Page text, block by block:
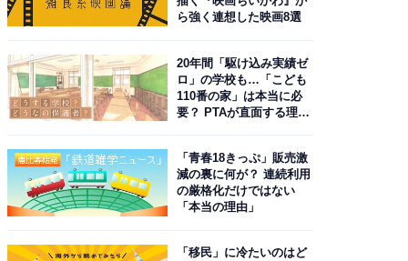
ら強く連想した映画8選
20年間「駆け込み実績ゼ
ロ」の学校も…「こども
110番の家」は本当に必
要？ PTAが直面する理想
「青春18きっぷ」販売激
減の裏に何が？ 連続利用
の厳格化だけではない
「本当の理由」
「移民」に冷たいのはど